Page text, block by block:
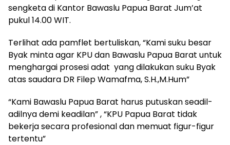
sengketa di Kantor Bawaslu Papua Barat Jum’at
pukul 14.00 WIT.
Terlihat ada pamflet bertuliskan, “Kami suku besar
Byak minta agar KPU dan Bawaslu Papua Barat untuk
menghargai prosesi adat yang dilakukan suku Byak
atas saudara DR Filep Wamafma, S.H.,M.Hum”
“Kami Bawaslu Papua Barat harus putuskan seadil-
adilnya demi keadilan” , “KPU Papua Barat tidak
bekerja secara profesional dan memuat figur-figur
tertentu”